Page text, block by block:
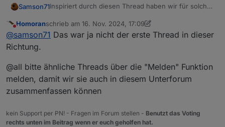
Samson71Inspiriert durch diesen Thread haben wir für solche
um solchen Auszutauschen einen Raum zu geben.
Ich habe diesen Beitrag daher mal verschoben ;)
Nicht stören
Homoranschrieb am 16. Nov. 2024, 17:09
zuletzt editiert von Homoran
@samson71 Das war ja nicht der erste Thread in dieser
Richtung.
@all bitte ähnliche Threads über die "Melden" Funktion
melden, damit wir sie auch in diesem Unterforum
zusammenfassen können
kein Support per PN! - Fragen im Forum stellen - Benutzt das Voting
rechts unten im Beitrag wenn er euch geholfen hat.